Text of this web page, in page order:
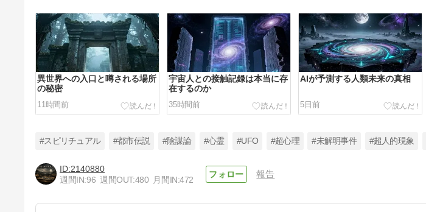
異世界への入口と噂される場所
の秘密
11時間前
宇宙人との接触記録は本当に存
在するのか
35時間前
AIが予測する人類未来の真相
5日前
が解けない超謎の世界
#スピリチュアル #都市伝説 #陰謀論 #心霊 #UFO #超心理 #未解明事件 #超人的現象
2140880
週間IN:96 週間OUT:480 月間IN:472
報告